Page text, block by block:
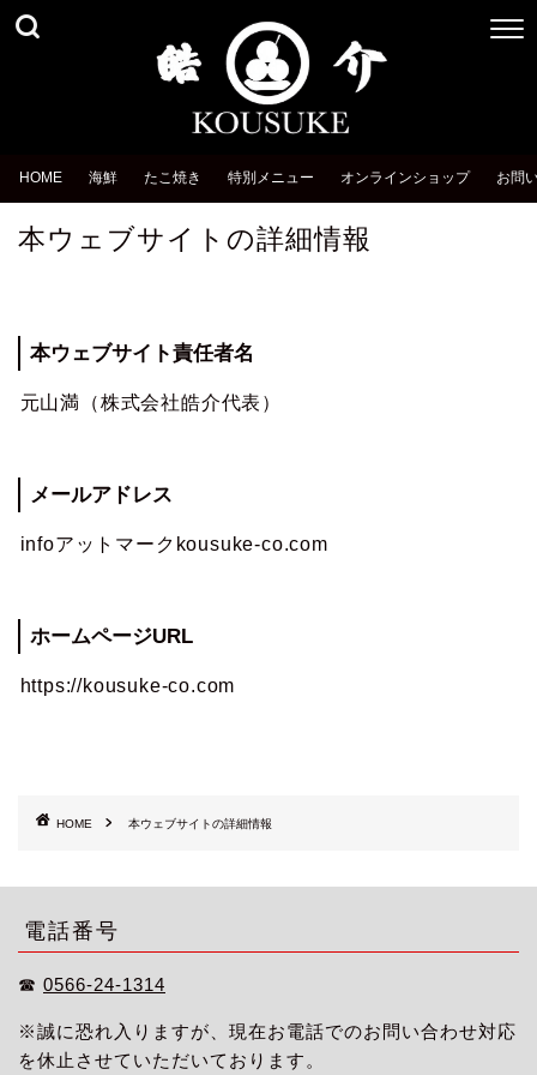
HOME 海鮮 たこ焼き 特別メニュー オンラインショップ お問
本ウェブサイトの詳細情報
本ウェブサイト責任者名
元山満（株式会社皓介代表）
メールアドレス
infoアットマークkousuke-co.com
ホームページURL
https://kousuke-co.com
HOME 本ウェブサイトの詳細情報
電話番号
☎︎ 0566-24-1314
※誠に恐れ入りますが、現在お電話でのお問い合わせ対応
を休止させていただいております。